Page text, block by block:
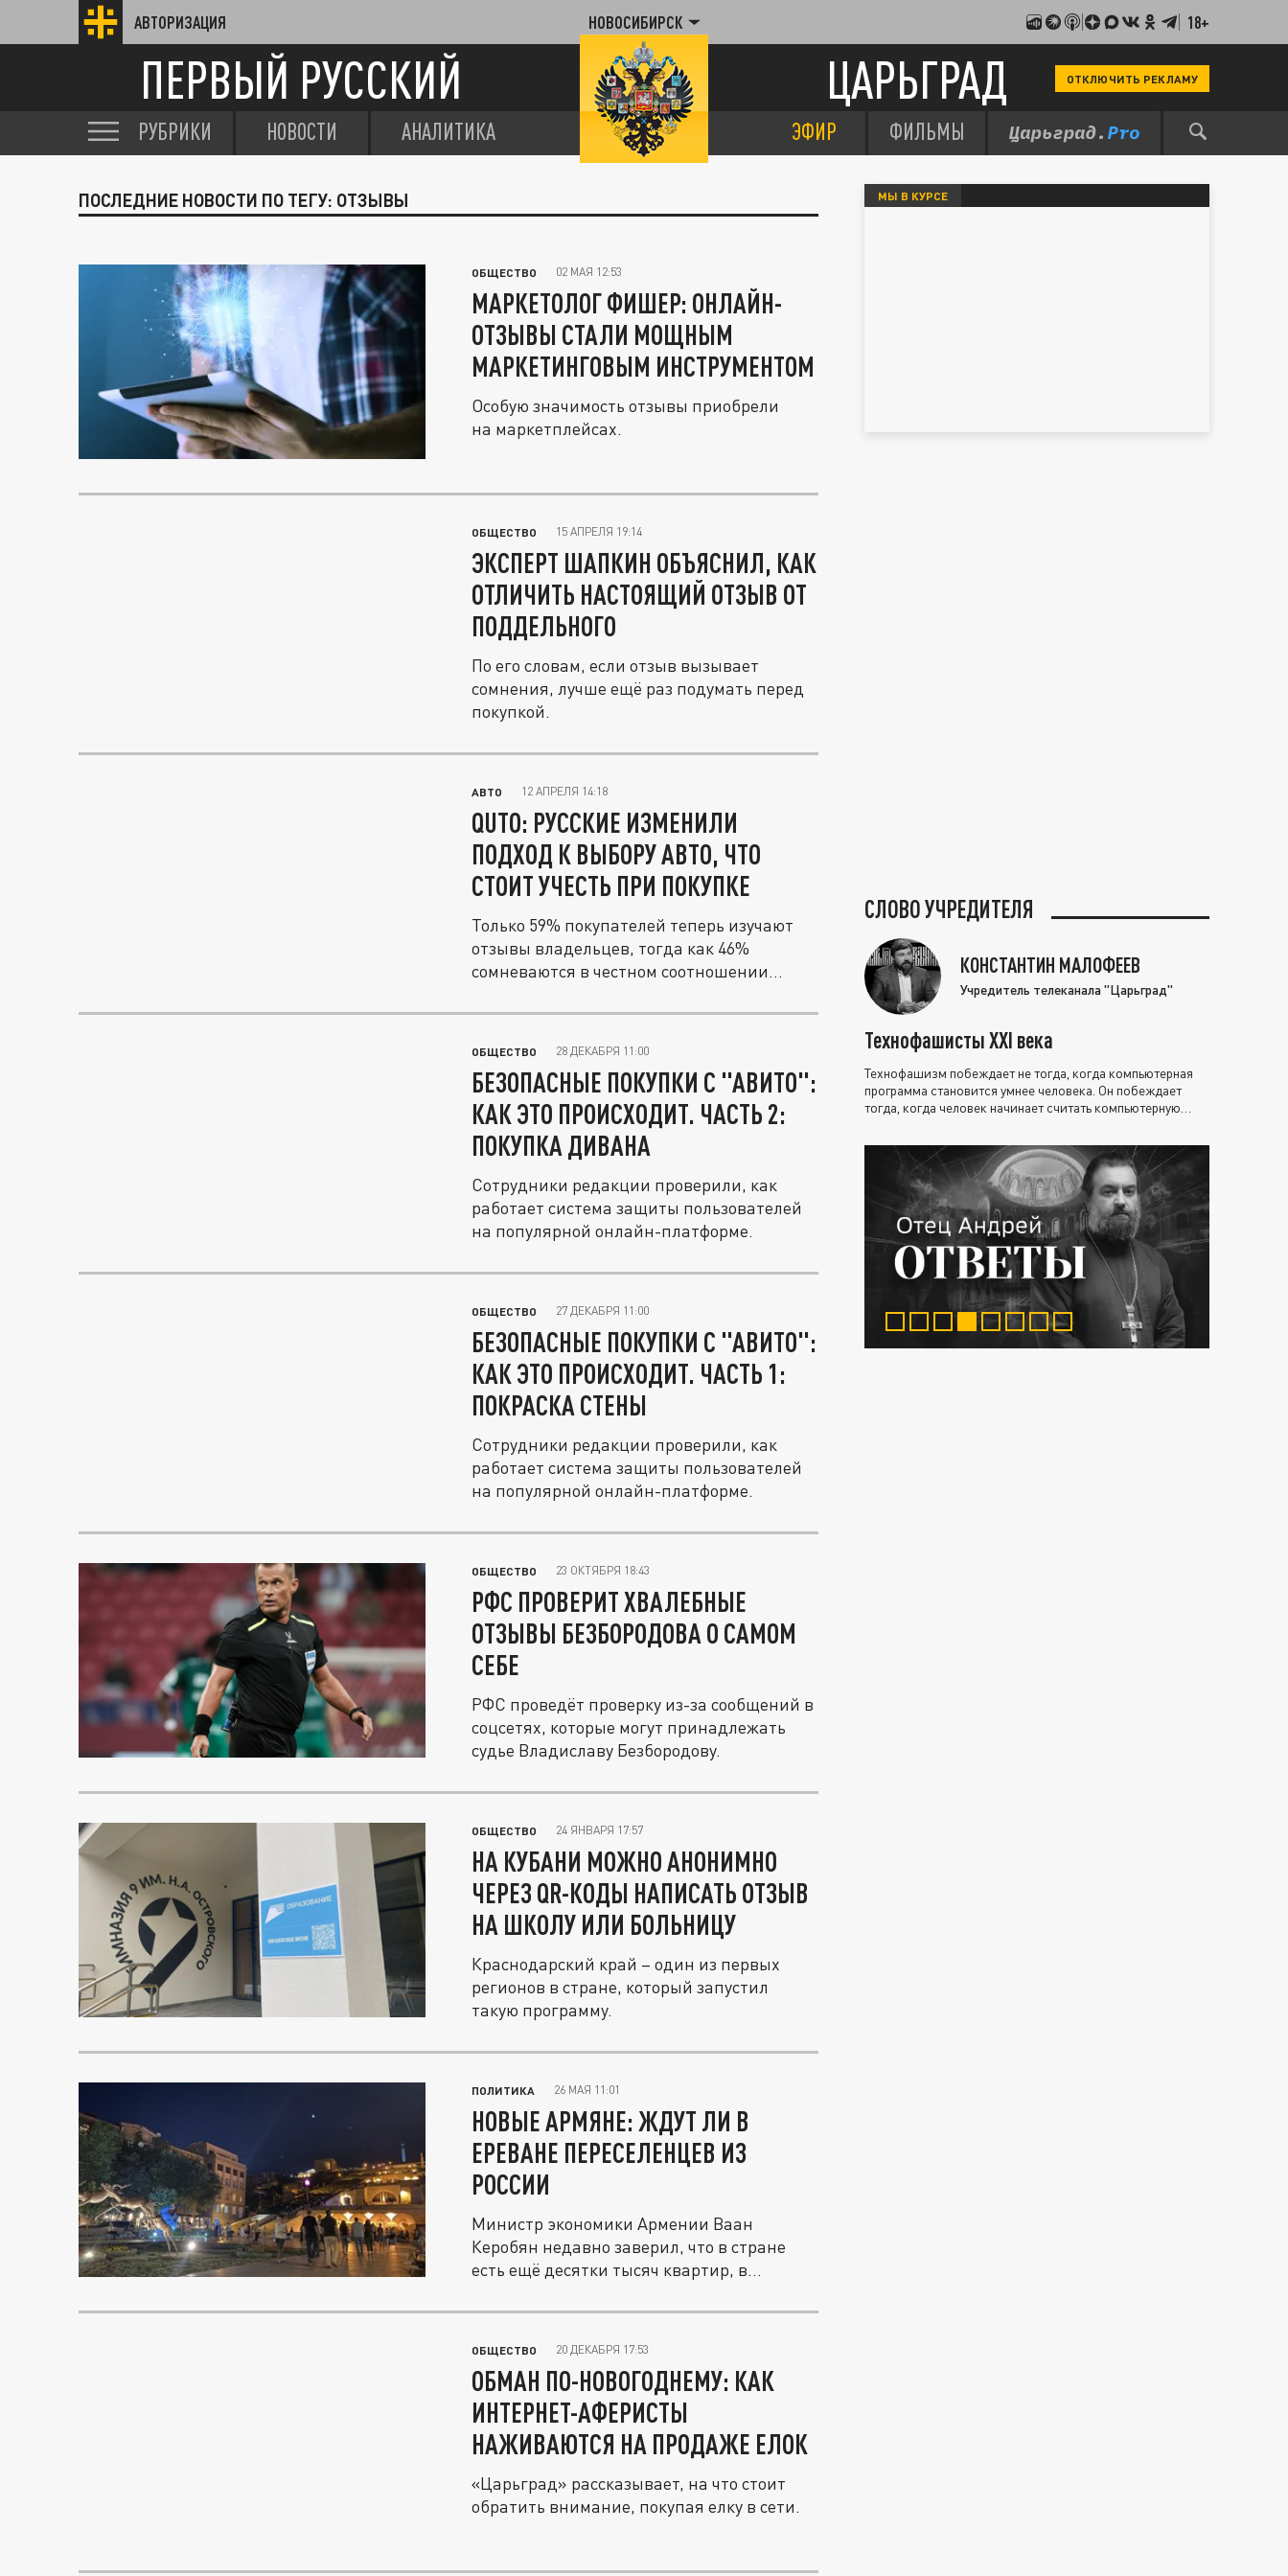
АВТОРИЗАЦИЯ НОВОСИБИРСК 18+
ПЕРВЫЙ РУССКИЙ ЦАРЬГРАД ОТКЛЮЧИТЬ РЕКЛАМУ
РУБРИКИ НОВОСТИ АНАЛИТИКА ЭФИР ФИЛЬМЫ
ПОСЛЕДНИЕ НОВОСТИ ПО ТЕГУ: ОТЗЫВЫ
ОБЩЕСТВО 02 МАЯ 12:53
МАРКЕТОЛОГ ФИШЕР: ОНЛАЙН-
ОТЗЫВЫ СТАЛИ МОЩНЫМ
МАРКЕТИНГОВЫМ ИНСТРУМЕНТОМ
Особую значимость отзывы приобрели
на маркетплейсах.
ОБЩЕСТВО 15 АПРЕЛЯ 19:14
ЭКСПЕРТ ШАПКИН ОБЪЯСНИЛ, КАК
ОТЛИЧИТЬ НАСТОЯЩИЙ ОТЗЫВ ОТ
ПОДДЕЛЬНОГО
По его словам, если отзыв вызывает
сомнения, лучше ещё раз подумать перед
покупкой.
АВТО 12 АПРЕЛЯ 14:18
QUTO: РУССКИЕ ИЗМЕНИЛИ
ПОДХОД К ВЫБОРУ АВТО, ЧТО
СТОИТ УЧЕСТЬ ПРИ ПОКУПКЕ
Только 59% покупателей теперь изучают
отзывы владельцев, тогда как 46%
сомневаются в честном соотношении
ОБЩЕСТВО 28 ДЕКАБРЯ 11:00
БЕЗОПАСНЫЕ ПОКУПКИ С "АВИТО":
КАК ЭТО ПРОИСХОДИТ. ЧАСТЬ 2:
ПОКУПКА ДИВАНА
Сотрудники редакции проверили, как
работает система защиты пользователей
на популярной онлайн-платформе.
ОБЩЕСТВО 27 ДЕКАБРЯ 11:00
БЕЗОПАСНЫЕ ПОКУПКИ С "АВИТО":
КАК ЭТО ПРОИСХОДИТ. ЧАСТЬ 1:
ПОКРАСКА СТЕНЫ
Сотрудники редакции проверили, как
работает система защиты пользователей
на популярной онлайн-платформе.
ОБЩЕСТВО 23 ОКТЯБРЯ 18:43
РФС ПРОВЕРИТ ХВАЛЕБНЫЕ
ОТЗЫВЫ БЕЗБОРОДОВА О САМОМ
СЕБЕ
РФС проведёт проверку из-за сообщений в
соцсетях, которые могут принадлежать
судье Владиславу Безбородову.
ОБЩЕСТВО 24 ЯНВАРЯ 17:57
НА КУБАНИ МОЖНО АНОНИМНО
ЧЕРЕЗ QR-КОДЫ НАПИСАТЬ ОТЗЫВ
НА ШКОЛУ ИЛИ БОЛЬНИЦУ
Краснодарский край – один из первых
регионов в стране, который запустил
такую программу.
ПОЛИТИКА 26 МАЯ 11:01
НОВЫЕ АРМЯНЕ: ЖДУТ ЛИ В
ЕРЕВАНЕ ПЕРЕСЕЛЕНЦЕВ ИЗ
РОССИИ
Министр экономики Армении Ваан
Керобян недавно заверил, что в стране
есть ещё десятки тысяч квартир, в
ОБЩЕСТВО 20 ДЕКАБРЯ 17:53
ОБМАН ПО-НОВОГОДНЕМУ: КАК
ИНТЕРНЕТ-АФЕРИСТЫ
НАЖИВАЮТСЯ НА ПРОДАЖЕ ЕЛОК
«Царьград» рассказывает, на что стоит
обратить внимание, покупая елку в сети.
МЫ В КУРСЕ
СЛОВО УЧРЕДИТЕЛЯ
КОНСТАНТИН МАЛОФЕЕВ
Учредитель телеканала "Царьград"
Технофашисты XXI века
Технофашизм побеждает не тогда, когда компьютерная
программа становится умнее человека. Он побеждает
тогда, когда человек начинает считать компьютерную